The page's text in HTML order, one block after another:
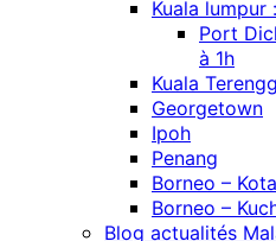
Kuala
Port
à 1h
Kuala
Georgetown
Ipoh
Penang
Borneo –
Borneo –
Blog actualités